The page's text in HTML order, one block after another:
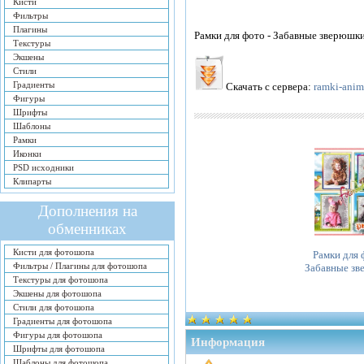
Фильтры
Плагины
Текстуры
Экшены
Стили
Градиенты
Фигуры
Шрифты
Шаблоны
Рамки
Иконки
PSD исходники
Клипарты
Дополнения на
обменниках
Кисти для фотошопа
Фильтры / Плагины для фотошопа
Текстуры для фотошопа
Экшены для фотошопа
Стили для фотошопа
Градиенты для фотошопа
Фигуры для фотошопа
Шрифты для фотошопа
Рамки для фото - Забавные
Скачать с сервера:ramki-
Рамки для
Забавные
Информация